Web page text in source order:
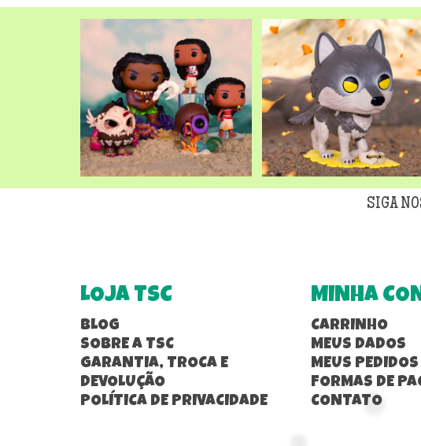
SIGA
LOJA TSC
BLOG
SOBRE A TSC
GARANTIA, TROCA E
DEVOLUÇÃO
POLÍTICA DE PRIVACIDADE
MINHA
CARRINHO
MEUS DADOS
MEUS PEDIDOS
FORMAS DE
CONTATO